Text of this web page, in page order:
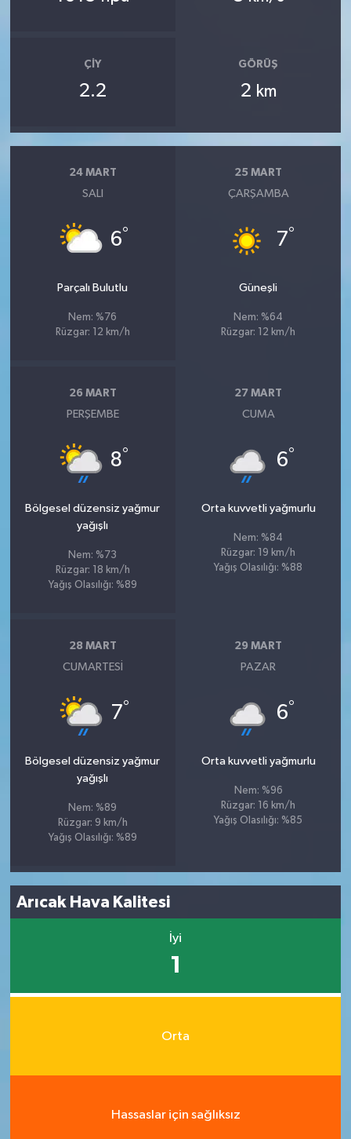
ÇIY
2.2
GÖRÜŞ
2 km
24 MART
SALI
6°
Parçalı Bulutlu
Nem: %76
Rüzgar: 12 km/h
25 MART
ÇARŞAMBA
7°
Güneşli
Nem: %64
Rüzgar: 12 km/h
26 MART
PERŞEMBE
8°
Bölgesel düzensiz yağmur
yağışlı
Nem: %73
Rüzgar: 18 km/h
Yağış Olasılığı: %89
27 MART
CUMA
6°
Orta kuvvetli yağmurlu
Nem: %84
Rüzgar: 19 km/h
Yağış Olasılığı: %88
28 MART
CUMARTESI
7°
Bölgesel düzensiz yağmur
yağışlı
Nem: %89
Rüzgar: 9 km/h
Yağış Olasılığı: %89
29 MART
PAZAR
6°
Orta kuvvetli yağmurlu
Nem: %96
Rüzgar: 16 km/h
Yağış Olasılığı: %85
Arıcak Hava Kalitesi
İyi
1
Orta
Hassaslar için sağlıksız